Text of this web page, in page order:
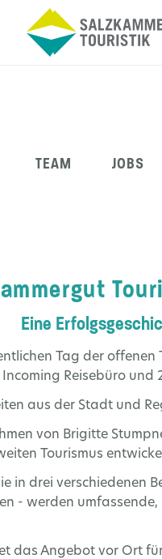
TEAM JOBS
Eine
Tag der offenen
Reisebüro und
aus der Stadt und
von Brigitte
Tourismus
drei verschiedenen
- werden
das Angebot vor Ort